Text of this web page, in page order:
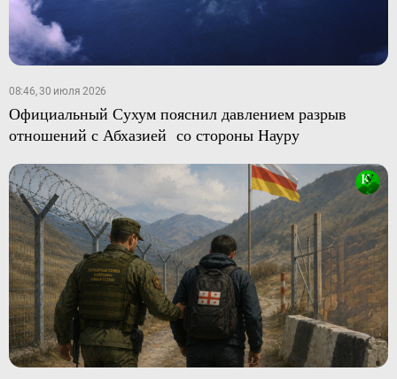
08:46, 30 июля 2026
Официальный Сухум пояснил давлением разрыв
отношений с Абхазией со стороны Науру